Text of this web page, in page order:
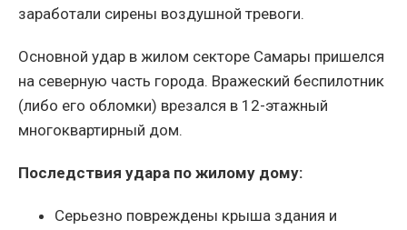
заработали сирены воздушной тревоги.
Основной удар в жилом секторе Самары пришелся
на северную часть города. Вражеский беспилотник
(либо его обломки) врезался в 12-этажный
многоквартирный дом.
Последствия удара по жилому дому:
Серьезно повреждены крыша здания и